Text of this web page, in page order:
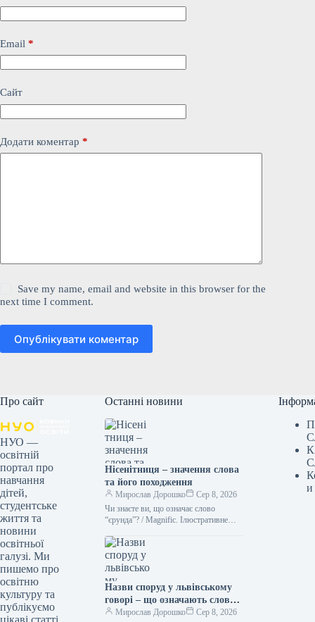
Email *
Сайт
Додати коментар *
Save my name, email and website in this browser for the
next time I comment.
Опублікувати коментар
Про сайт
НУО —
освітній
портал про
навчання
дітей,
студентське
життя та
новини
освітньої
галузі. Ми
пишемо про
освітню
культуру та
публікуємо
цікаві статті
Останні новини
Нісенітниця – значення слова
та його походження
Мирослав Дорошко
Сер 8, 2026
Чи знаєте ви, що означає слово
“єрунда”? / Magnific. Ілюстративне
буває цікавішою за саме його…
Назви споруд у львівському
говорі – що означають слова
“двірець”, “креденс”,
Мирослав Дорошко
Сер 8, 2026
и